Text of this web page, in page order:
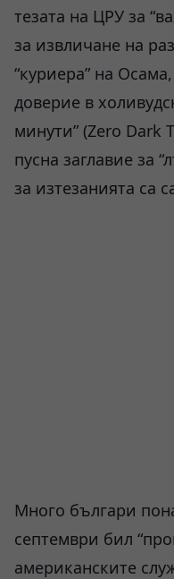
тезата на ЦРУ за
за извличане на
“куриера” на
доверие в
минути” (Zero Dark
пусна заглавие за
за изтезанията са
Много българи
септември бил
американските